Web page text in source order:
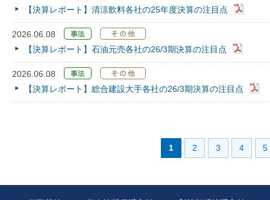
【決算レポート】清涼飲料各社の25年度決算の注目点
2026.06.08
【決算レポート】石油元売各社の26/3期決算の注目点
2026.06.08
【決算レポート】総合建設大手各社の26/3期決算の注目点
1 2 3 4 5